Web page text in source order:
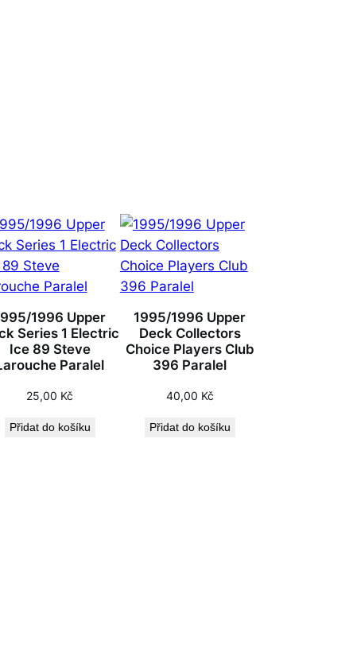
1996 Upper
Series 1 Electric
Ice 89 Steve
Paralel
25,00 Kč
Přidat do košíku
1995/1996 Upper
Deck Collectors
Choice Players Club
396 Paralel
40,00 Kč
Přidat do košíku